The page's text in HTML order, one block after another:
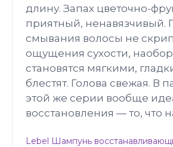
длину. Запах цветочно-
приятный, ненавязчивый.
смывания волосы не
ощущения сухости,
становятся мягкими,
блестят. Голова свежая. В
этой же серии вообще
восстановления — то, что
Lebel Шампунь